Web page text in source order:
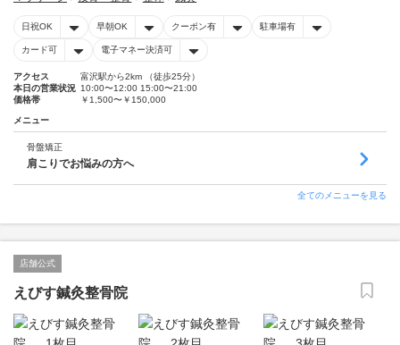
日祝OK 早朝OK クーポン有 駐車場有
カード可 電子マネー決済可
アクセス
富沢駅から2km （徒歩25分）
本日の営業状況 10:00〜12:00 15:00〜21:00
価格帯
￥1,500〜￥150,000
メニュー
骨盤矯正
肩こりでお悩みの方へ
全てのメニューを見る
店舗公式
えびす鍼灸整骨院